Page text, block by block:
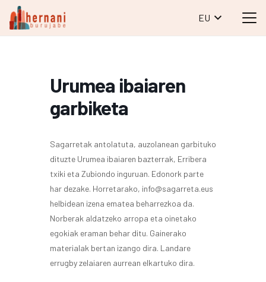
EU
Urumea ibaiaren
garbiketa
Sagarretak antolatuta, auzolanean garbituko
dituzte Urumea ibaiaren bazterrak, Erribera
txiki eta Zubiondo inguruan. Edonork parte
har dezake. Horretarako, info@sagarreta.eus
helbidean izena ematea beharrezkoa da.
Norberak aldatzeko arropa eta oinetako
egokiak eraman behar ditu. Gainerako
materialak bertan izango dira. Landare
errugby zelaiaren aurrean elkartuko dira.